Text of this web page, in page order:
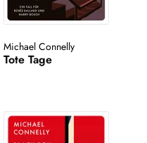
Michael Connelly
Tote Tage